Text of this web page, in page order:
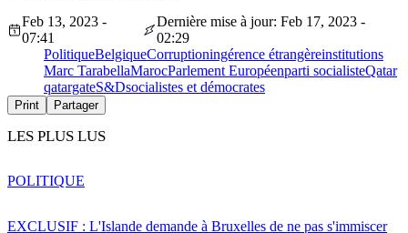
Feb 13, 2023 -
07:41
Dernière mise à jour: Feb 17, 2023 -
02:29
PolitiqueBelgiqueCorruptioningérence étrangèreinstitutions
Marc TarabellaMarocParlement Européenparti socialisteQatar
qatargateS&Dsocialistes et démocrates
Print Partager
LES PLUS LUS
EXCLUSIF : L'Islande demande à Bruxelles de ne pas s'immiscer
POLITIQUE